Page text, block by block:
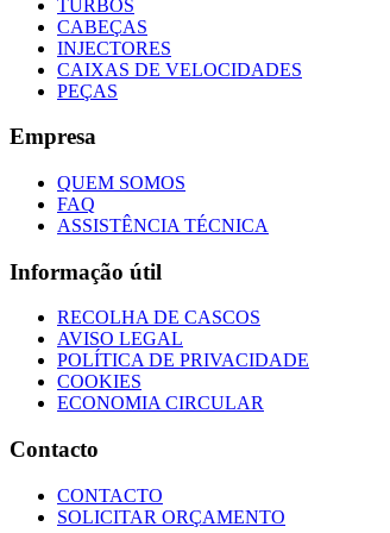
TURBOS
CABEÇAS
INJECTORES
CAIXAS DE VELOCIDADES
PEÇAS
Empresa
QUEM SOMOS
FAQ
ASSISTÊNCIA TÉCNICA
Informação útil
RECOLHA DE CASCOS
AVISO LEGAL
POLÍTICA DE PRIVACIDADE
COOKIES
ECONOMIA CIRCULAR
Contacto
CONTACTO
SOLICITAR ORÇAMENTO